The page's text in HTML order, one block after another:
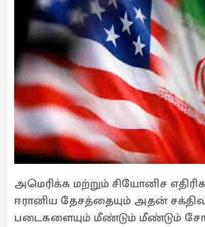
அமெரிக்க மற்றும் சியோனிச
ஈரானிய தேசத்தையும் அதன்
படைகளையும் மீண்டும் மீண்டும்